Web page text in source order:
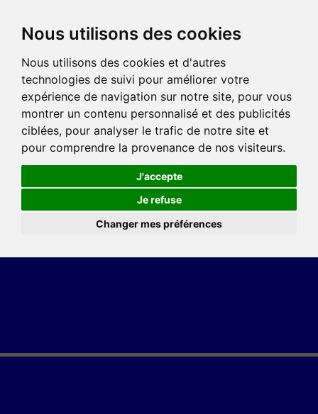
Nous utilisons des cookies
Nous utilisons des cookies et d'autres
technologies de suivi pour améliorer votre
expérience de navigation sur notre site, pour vous
montrer un contenu personnalisé et des publicités
ciblées, pour analyser le trafic de notre site et
pour comprendre la provenance de nos visiteurs.
J'accepte
Je refuse
Changer mes préférences